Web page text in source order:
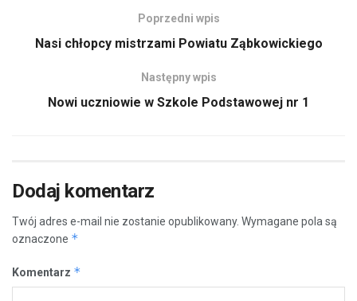
Poprzedni wpis
Nasi chłopcy mistrzami Powiatu Ząbkowickiego
Następny wpis
Nowi uczniowie w Szkole Podstawowej nr 1
Dodaj komentarz
Twój adres e-mail nie zostanie opublikowany. Wymagane pola są
oznaczone *
Komentarz *